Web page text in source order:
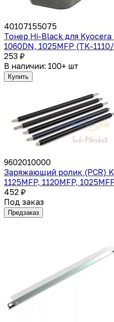
40107155075
Тонер Hi-Black для Kyocera
1060DN, 1025MFP (TK-
253 ₽
В наличии: 100+ шт
Купить
9602010000
Заряжающий ролик (PCR)
1125MFP, 1120MFP,
452 ₽
Под заказ
Предзаказ